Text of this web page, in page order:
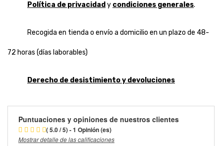
Política de privacidad y condiciones generales.
Recogida en tienda o envío a domicilio en un plazo de 48-
72 horas (días laborables)
Derecho de desistimiento y devoluciones
Puntuaciones y opiniones de nuestros clientes
( 5.0 / 5) - 1 Opinión (es)
Mostrar detalle de las calificaciones